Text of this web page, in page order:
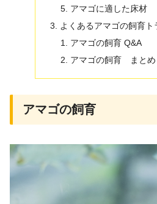
アマゴに適した床材
よくあるアマゴの飼育
アマゴの飼育 Q&A
アマゴの飼育 まとめ
アマゴの飼育